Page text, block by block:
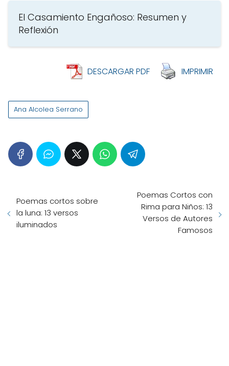
El Casamiento Engañoso: Resumen y
Reflexión
DESCARGAR PDF IMPRIMIR
Ana Alcolea Serrano
Poemas cortos sobre
la luna: 13 versos
iluminados
Poemas Cortos con
Rima para Niños: 13
Versos de Autores
Famosos